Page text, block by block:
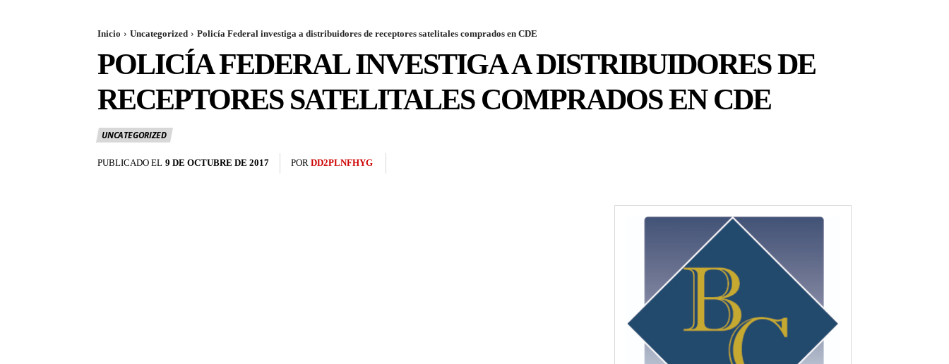
Inicio Uncategorized Policía Federal investiga a distribuidores de receptores satelitales comprados en CDE
POLICÍA FEDERAL INVESTIGA A DISTRIBUIDORES DE
RECEPTORES SATELITALES COMPRADOS EN CDE
UNCATEGORIZED
PUBLICADO EL 9 DE OCTUBRE DE 2017 POR DD2PLNFHYG